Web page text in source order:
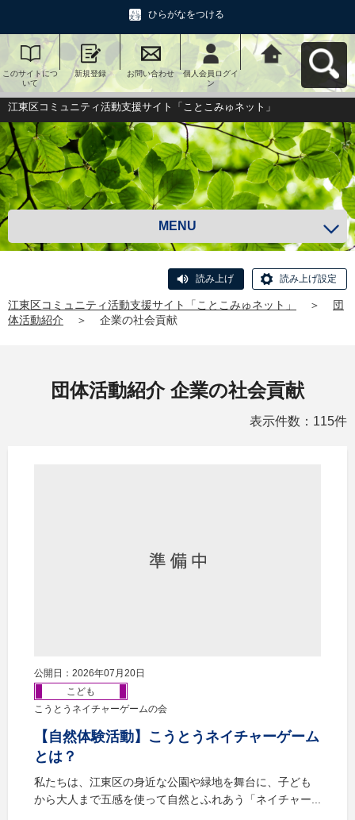
ひらがなをつける
このサイトにつ
いて
新規登録 お問い合わせ
個人会員ログイ
ン
江東区コミュニ
ティ活動支援サ
イト「ことこみ
ゅネット」へ戻
る
江東区コミュニティ活動支援サイト「ことこみゅネット」
MENU
読み上げ 読み上げ設定
江東区コミュニティ活動支援サイト「ことこみゅネット」 ＞
団
体活動紹介
＞ 企業の社会貢献
団体活動紹介 企業の社会貢献
表示件数：115件
公開日：2026年07月20日
こども
こうとうネイチャーゲームの会
【自然体験活動】こうとうネイチャーゲーム
とは？
私たちは、江東区の身近な公園や緑地を舞台に、子ども
から大人まで五感を使って自然とふれあう「ネイチャー...